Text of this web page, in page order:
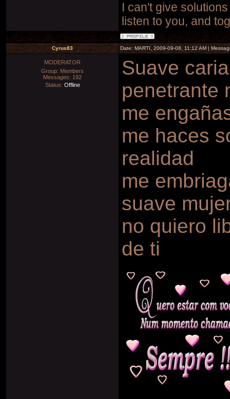
I can't give
listen to you, and
Cyrus83 Date: MARTI, 2009-09-08, 11:12 AM |
MODERATOR
Group: Members
Messages: 192
Status: Offline
Suave
penetrante
me
me haces
realidad
me
suave
no quiero
de ti